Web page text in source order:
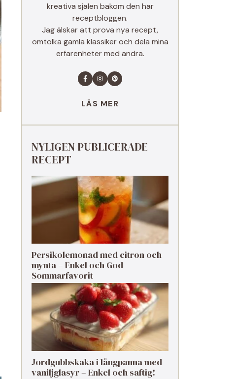
kreativa själen bakom den här
receptbloggen.
Jag älskar att prova nya recept,
omtolka gamla klassiker och dela mina
erfarenheter med andra.
LÄS MER
NYLIGEN PUBLICERADE
RECEPT
Persikolemonad med citron och
mynta – Enkel och God
Sommarfavorit
Jordgubbskaka i långpanna med
vaniljglasyr – Enkel och saftig!